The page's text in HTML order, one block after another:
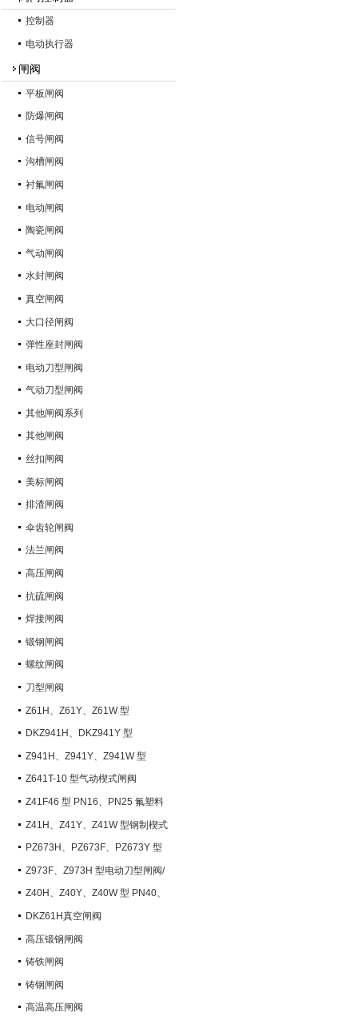
控制器
电动执行器
闸阀
平板闸阀
防爆闸阀
信号闸阀
沟槽闸阀
衬氟闸阀
电动闸阀
陶瓷闸阀
气动闸阀
水封闸阀
真空闸阀
大口径闸阀
弹性座封闸阀
电动刀型闸阀
气动刀型闸阀
其他闸阀系列
其他闸阀
丝扣闸阀
美标闸阀
排渣闸阀
伞齿轮闸阀
法兰闸阀
高压闸阀
抗硫闸阀
焊接闸阀
锻钢闸阀
螺纹闸阀
刀型闸阀
Z61H、Z61Y、Z61W 型
PN100~PN160 承插焊楔式闸阀
DKZ941H、DKZ941Y 型
PN10~PN100 钢制真空闸阀
Z941H、Z941Y、Z941W 型
PN100~PN200 钢制电动楔式闸阀
Z641T-10 型气动楔式闸阀
Z41F46 型 PN16、PN25 氟塑料
衬里楔式闸阀
Z41H、Z41Y、Z41W 型钢制楔式
闸阀PZ673H、PZ673F、PZ673Y 型
气动刀型闸阀/刀闸阀
Z973F、Z973H 型电动刀型闸阀/
刀闸阀
Z40H、Z40Y、Z40W 型 PN40、
PN63 钢制楔式闸阀
DKZ61H真空闸阀
高压锻钢闸阀
铸铁闸阀
铸钢闸阀
高温高压闸阀